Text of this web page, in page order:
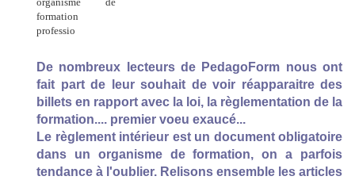
De nombreux lecteurs de PedagoForm nous ont
fait part de leur souhait de voir réapparaitre des
billets en rapport avec la loi, la règlementation de la
formation.... premier voeu exaucé...
Le règlement intérieur est un document obligatoire
dans un organisme de formation, on a parfois
tendance à l'oublier. Relisons ensemble les articles